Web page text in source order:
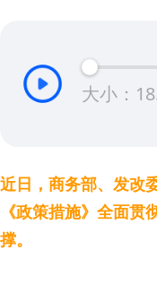
大小：
近日，商务部、发改
《政策措施》全面
撑。